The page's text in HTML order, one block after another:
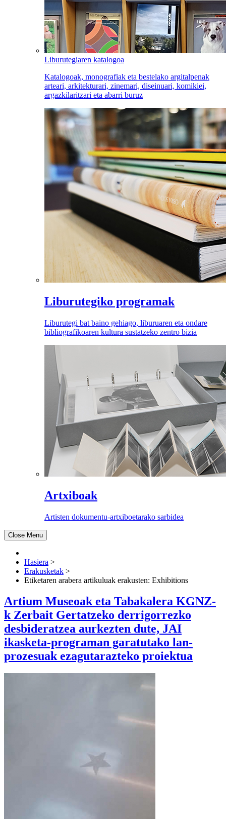
Liburutegiaren katalogoa
Katalogoak, monografiak eta bestelako argitalpenak
arteari, arkitekturari, zinemari, diseinuari, komikiei,
argazkilaritzari eta abarri buruz
Liburutegiko programak
Liburutegi bat baino gehiago, liburuaren eta ondare
bibliografikoaren kultura sustatzeko zentro bizia
Artxiboak
Artisten dokumentu-artxiboetarako sarbidea
Close Menu
Hasiera >
Erakusketak >
Etiketaren arabera artikuluak erakusten: Exhibitions
Artium Museoak eta Tabakalera KGNZ-
k Zerbait Gertatzeko derrigorrezko
desbideratzea aurkezten dute, JAI
ikasketa-programan garatutako lan-
prozesuak ezagutarazteko proiektua